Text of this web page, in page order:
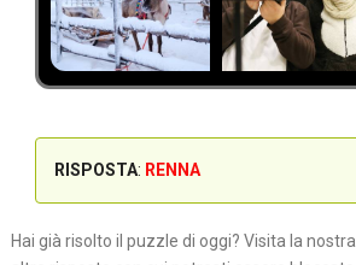
RISPOSTA: RENNA
Hai già risolto il puzzle di oggi? Visita la nostra